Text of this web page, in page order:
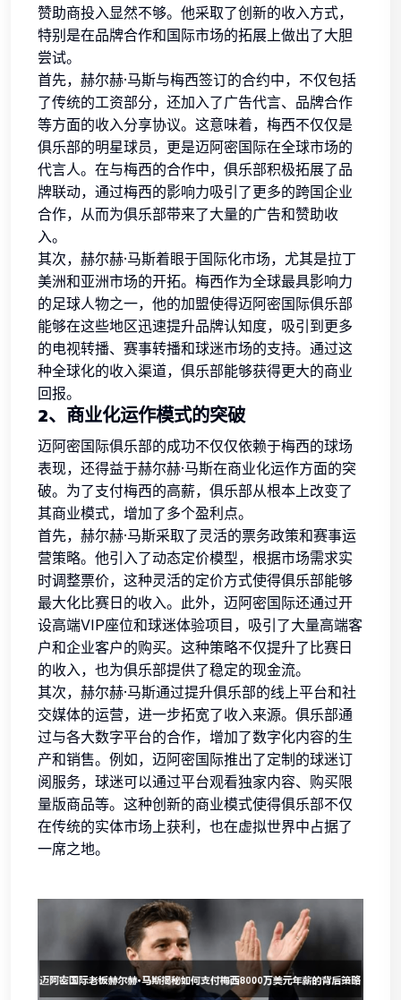
赞助商投入显然不够。他采取了创新的收入方式，
特别是在品牌合作和国际市场的拓展上做出了大胆
尝试。
首先，赫尔赫·马斯与梅西签订的合约中，不仅包括
了传统的工资部分，还加入了广告代言、品牌合作
等方面的收入分享协议。这意味着，梅西不仅仅是
俱乐部的明星球员，更是迈阿密国际在全球市场的
代言人。在与梅西的合作中，俱乐部积极拓展了品
牌联动，通过梅西的影响力吸引了更多的跨国企业
合作，从而为俱乐部带来了大量的广告和赞助收
入。
其次，赫尔赫·马斯着眼于国际化市场，尤其是拉丁
美洲和亚洲市场的开拓。梅西作为全球最具影响力
的足球人物之一，他的加盟使得迈阿密国际俱乐部
能够在这些地区迅速提升品牌认知度，吸引到更多
的电视转播、赛事转播和球迷市场的支持。通过这
种全球化的收入渠道，俱乐部能够获得更大的商业
回报。
2、商业化运作模式的突破
迈阿密国际俱乐部的成功不仅仅依赖于梅西的球场
表现，还得益于赫尔赫·马斯在商业化运作方面的突
破。为了支付梅西的高薪，俱乐部从根本上改变了
其商业模式，增加了多个盈利点。
首先，赫尔赫·马斯采取了灵活的票务政策和赛事运
营策略。他引入了动态定价模型，根据市场需求实
时调整票价，这种灵活的定价方式使得俱乐部能够
最大化比赛日的收入。此外，迈阿密国际还通过开
设高端VIP座位和球迷体验项目，吸引了大量高端客
户和企业客户的购买。这种策略不仅提升了比赛日
的收入，也为俱乐部提供了稳定的现金流。
其次，赫尔赫·马斯通过提升俱乐部的线上平台和社
交媒体的运营，进一步拓宽了收入来源。俱乐部通
过与各大数字平台的合作，增加了数字化内容的生
产和销售。例如，迈阿密国际推出了定制的球迷订
阅服务，球迷可以通过平台观看独家内容、购买限
量版商品等。这种创新的商业模式使得俱乐部不仅
在传统的实体市场上获利，也在虚拟世界中占据了
一席之地。